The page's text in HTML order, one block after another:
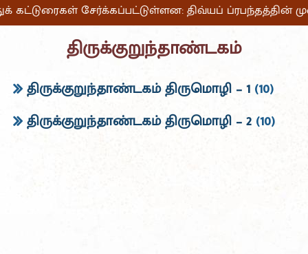
கட்டுரைகள் சேர்க்கப்பட்டுள்ளன: திவ்யப் ப்ரபந்தத்தின்
திருக்குறுந்தாண்டகம்
திருக்குறுந்தாண்டகம் திருமொழி – 1(10)
திருக்குறுந்தாண்டகம் திருமொழி – 2(10)